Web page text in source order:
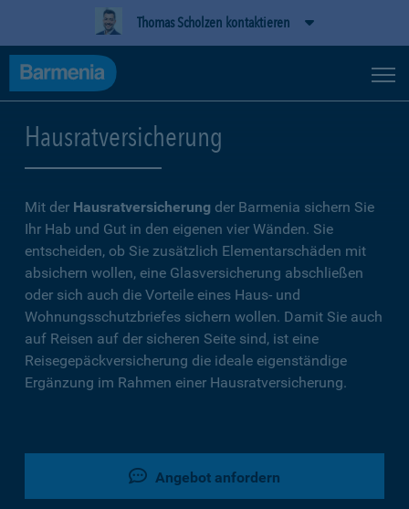
Thomas Scholzen kontaktieren
Hausratversicherung
Mit der Hausratversicherung der Barmenia sichern Sie
Ihr Hab und Gut in den eigenen vier Wänden. Sie
entscheiden, ob Sie zusätzlich Elementarschäden mit
absichern wollen, eine Glasversicherung abschließen
oder sich auch die Vorteile eines Haus- und
Wohnungsschutzbriefes sichern wollen. Damit Sie auch
auf Reisen auf der sicheren Seite sind, ist eine
Reisegepäckversicherung die ideale eigenständige
Ergänzung im Rahmen einer Hausratversicherung.
Angebot anfordern